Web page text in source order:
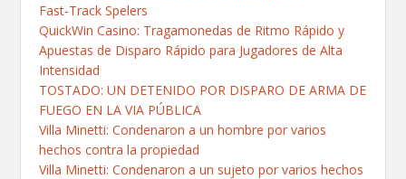
Fast‑Track Spelers
QuickWin Casino: Tragamonedas de Ritmo Rápido y
Apuestas de Disparo Rápido para Jugadores de Alta
Intensidad
TOSTADO: UN DETENIDO POR DISPARO DE ARMA DE
FUEGO EN LA VIA PÚBLICA
Villa Minetti: Condenaron a un hombre por varios
hechos contra la propiedad
Villa Minetti: Condenaron a un sujeto por varios hechos